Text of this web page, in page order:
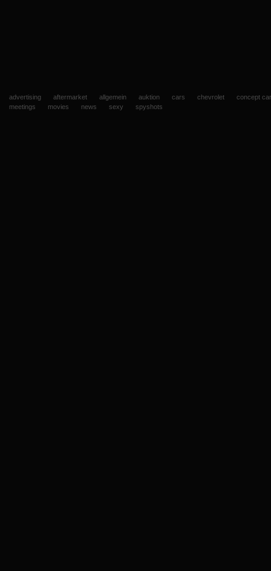
advertising aftermarket allgemein auktion cars chevrolet
concept
meetings
movies news sexy spyshots